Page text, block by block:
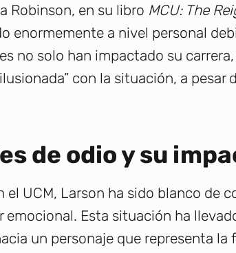
Robinson, en su libro MCU: The
enormemente a nivel personal
no solo han impactado su
con la situación, a pesar
de odio y su
el UCM, Larson ha sido blanco de
emocional. Esta situación ha
un personaje que representa la